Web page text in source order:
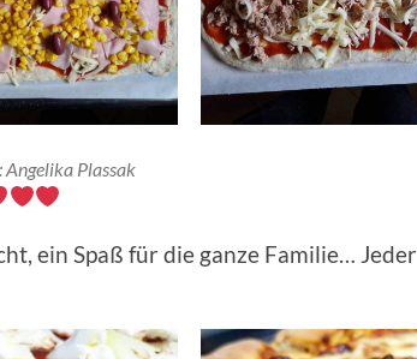
Angelika Plassak
ein Spaß für die ganze Familie… Jeder